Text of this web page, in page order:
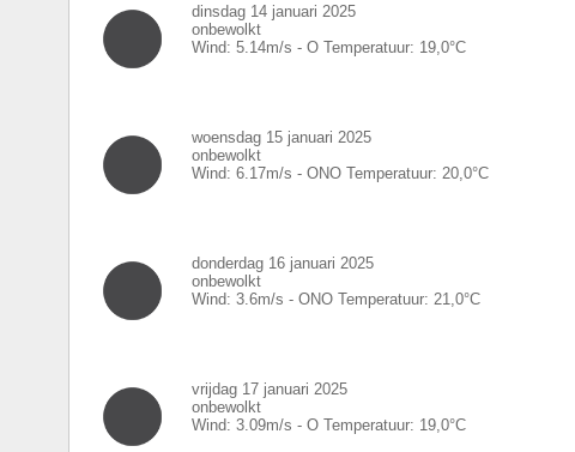
dinsdag 14 januari 2025
onbewolkt
Wind: 5.14m/s - O Temperatuur: 19,0°C
woensdag 15 januari 2025
onbewolkt
Wind: 6.17m/s - ONO Temperatuur: 20,0°C
donderdag 16 januari 2025
onbewolkt
Wind: 3.6m/s - ONO Temperatuur: 21,0°C
vrijdag 17 januari 2025
onbewolkt
Wind: 3.09m/s - O Temperatuur: 19,0°C